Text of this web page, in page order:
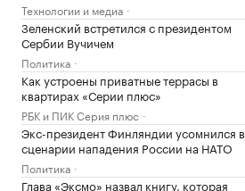
Технологии и медиа
Зеленский встретился с президентом
Сербии Вучичем
Политика
Как устроены приватные террасы в
квартирах «Серии плюс»
РБК и ПИК Серия плюс
Экс-президент Финляндии усомнился в
сценарии нападения России на НАТО
Политика
Глава «Эксмо» назвал книгу, которая